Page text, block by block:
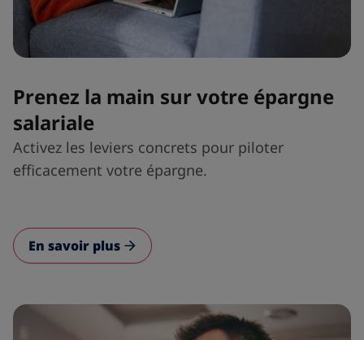
Prenez la main sur votre épargne
salariale
Activez les leviers concrets pour piloter
efficacement votre épargne.
En savoir plus